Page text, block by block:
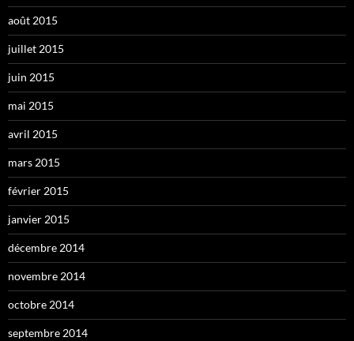
août 2015
juillet 2015
juin 2015
mai 2015
avril 2015
mars 2015
février 2015
janvier 2015
décembre 2014
novembre 2014
octobre 2014
septembre 2014